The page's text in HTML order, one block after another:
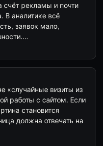
счёт рекламы и почти
В аналитике всё
заявок мало,
«случайные визиты из
работы с сайтом. Если
становится
должна отвечать на